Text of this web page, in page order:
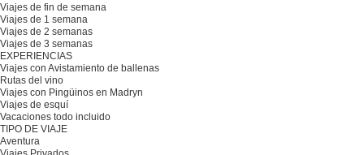
Viajes de fin de semana
Viajes de 1 semana
Viajes de 2 semanas
Viajes de 3 semanas
EXPERIENCIAS
Viajes con Avistamiento de ballenas
Rutas del vino
Viajes con Pingüinos en Madryn
Viajes de esquí
Vacaciones todo incluido
TIPO DE VIAJE
Aventura